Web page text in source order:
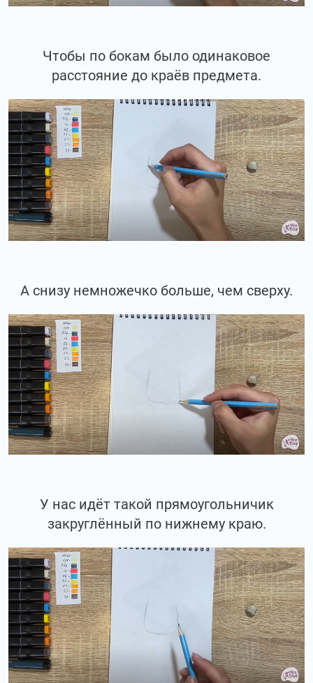
Чтобы по бокам было одинаковое
расстояние до краёв предмета.
А снизу немножечко больше, чем сверху.
У нас идёт такой прямоугольничик
закруглённый по нижнему краю.